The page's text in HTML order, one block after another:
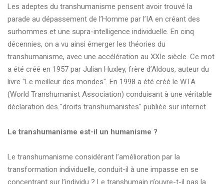
Les adeptes du transhumanisme pensent avoir trouvé la
parade au dépassement de l’Homme par l’IA en créant des
surhommes et une supra-intelligence individuelle. En cinq
décennies, on a vu ainsi émerger les théories du
transhumanisme, avec une accélération au XXIe siècle. Ce mot
a été créé en 1957 par Julian Huxley, frère d’Aldous, auteur du
livre "Le meilleur des mondes". En 1998 a été créé le WTA
(World Transhumanist Association) conduisant à une véritable
déclaration des "droits transhumanistes" publiée sur internet.
Le transhumanisme est-il un humanisme ?
Le transhumanisme considérant l’amélioration par la
transformation individuelle, conduit-il à une impasse en se
concentrant sur l’individu ? Le transhumain n’ouvre-t-il pas la